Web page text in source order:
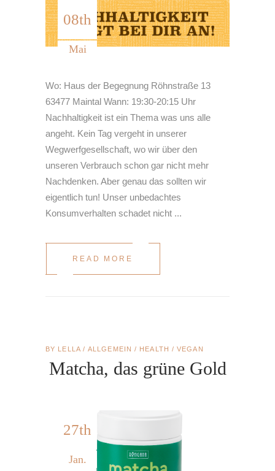
08th
Mai
Wo: Haus der Begegnung Röhnstraße 13
63477 Maintal Wann: 19:30-20:15 Uhr
Nachhaltigkeit ist ein Thema was uns alle
angeht. Kein Tag vergeht in unserer
Wegwerfgesellschaft, wo wir über den
unseren Verbrauch schon gar nicht mehr
Nachdenken. Aber genau das sollten wir
eigentlich tun! Unser unbedachtes
Konsumverhalten schadet nicht
READ MORE
BY LELLA ALLGEMEIN / HEALTH /VEGAN
Matcha, das grüne Gold
27th
Jan.